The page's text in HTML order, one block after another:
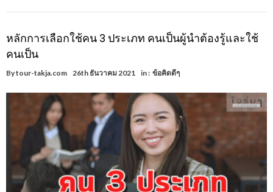
หลักการเลือกใช้คน 3 ประเภท คนเป็นผู้นำต้องรู้และใช้
คนเป็น
Bytour-takja.com 26th ธันวาคม 2021 in : ข้อคิดดีๆ